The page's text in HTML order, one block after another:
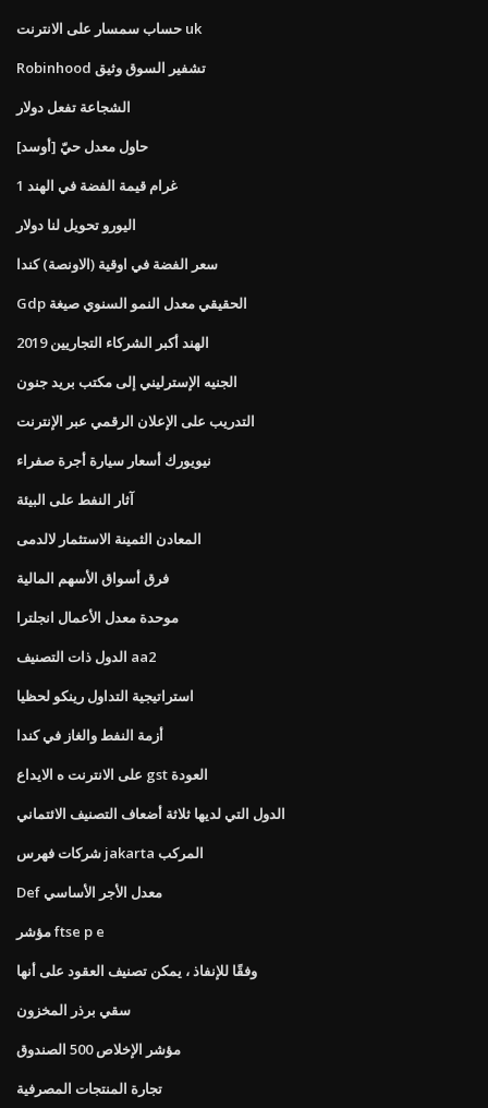
حساب سمسار على الانترنت uk
Robinhood تشفير السوق وثيق
الشجاعة تفعل دولار
[أوسد] حاول معدل حيّ
1 غرام قيمة الفضة في الهند
اليورو تحويل لنا دولار
سعر الفضة في اوقية (الاونصة) كندا
Gdp الحقيقي معدل النمو السنوي صيغة
الهند أكبر الشركاء التجاريين 2019
الجنيه الإسترليني إلى مكتب بريد جنون
التدريب على الإعلان الرقمي عبر الإنترنت
نيويورك أسعار سيارة أجرة صفراء
آثار النفط على البيئة
المعادن الثمينة الاستثمار لالدمى
فرق أسواق الأسهم المالية
موحدة معدل الأعمال انجلترا
الدول ذات التصنيف aa2
استراتيجية التداول رينكو لحظيا
أزمة النفط والغاز في كندا
على الانترنت ه الايداع gst العودة
الدول التي لديها ثلاثة أضعاف التصنيف الائتماني
شركات فهرس jakarta المركب
Def معدل الأجر الأساسي
مؤشر ftse p e
وفقًا للإنفاذ ، يمكن تصنيف العقود على أنها
سقي برذر المخزون
مؤشر الإخلاص 500 الصندوق
تجارة المنتجات المصرفية